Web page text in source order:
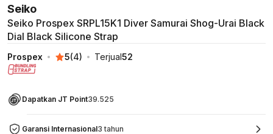
Seiko
Seiko Prospex SRPL15K1 Diver Samurai Shog-Urai Black
Dial Black Silicone Strap
Prospex 5(4) Terjual52
Dapatkan JT Point39.525
Garansi Internasional3 tahun